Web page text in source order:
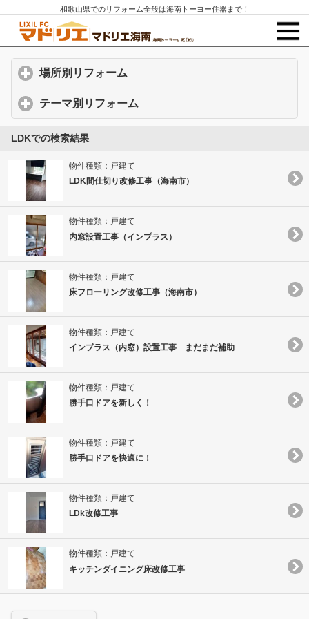
和歌山県でのリフォーム全般は海南トーヨー住器まで！
場所別リフォーム
テーマ別リフォーム
LDKでの検索結果
物件種類：戸建て
LDK間仕切り改修工事（海南市）
物件種類：戸建て
内窓設置工事（インプラス）
物件種類：戸建て
床フローリング改修工事（海南市）
物件種類：戸建て
インプラス（内窓）設置工事 まだまだ補助
物件種類：戸建て
勝手口ドアを新しく！
物件種類：戸建て
勝手口ドアを快適に！
物件種類：戸建て
LDk改修工事
物件種類：戸建て
キッチンダイニング床改修工事